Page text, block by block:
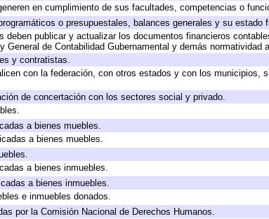
en cumplimiento de sus facultades, competencias o
o presupuestales, balances generales y su estado
publicar y actualizar los documentos financieros
General de Contabilidad Gubernamental y demás normatividad
y contratistas.
con la federación, con otros estados y con los municipios,
de concertación con los sectores social y privado.
a bienes muebles.
a bienes muebles.
a bienes inmuebles.
a bienes inmuebles.
e inmuebles donados.
por la Comisión Nacional de Derechos Humanos.